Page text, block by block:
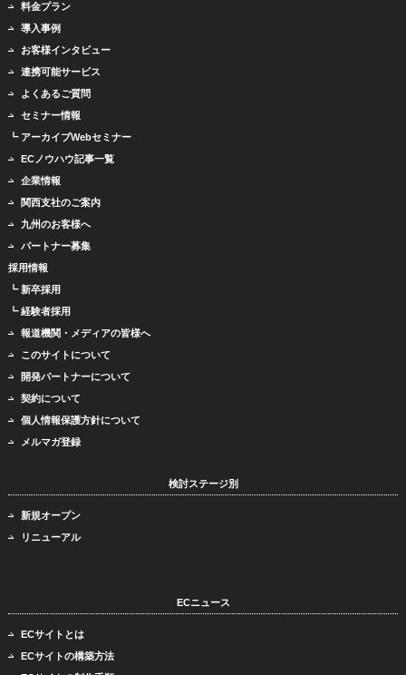
料金プラン
導入事例
お客様インタビュー
連携可能サービス
よくあるご質問
セミナー情報
┗ アーカイブWebセミナー
ECノウハウ記事一覧
企業情報
関西支社のご案内
九州のお客様へ
パートナー募集
採用情報
┗ 新卒採用
┗ 経験者採用
報道機関・メディアの皆様へ
このサイトについて
開発パートナーについて
契約について
個人情報保護方針について
メルマガ登録
検討ステージ別
新規オープン
リニューアル
ECニュース
ECサイトとは
ECサイトの構築方法